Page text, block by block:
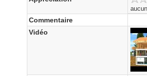
Commentaire
Vidéo